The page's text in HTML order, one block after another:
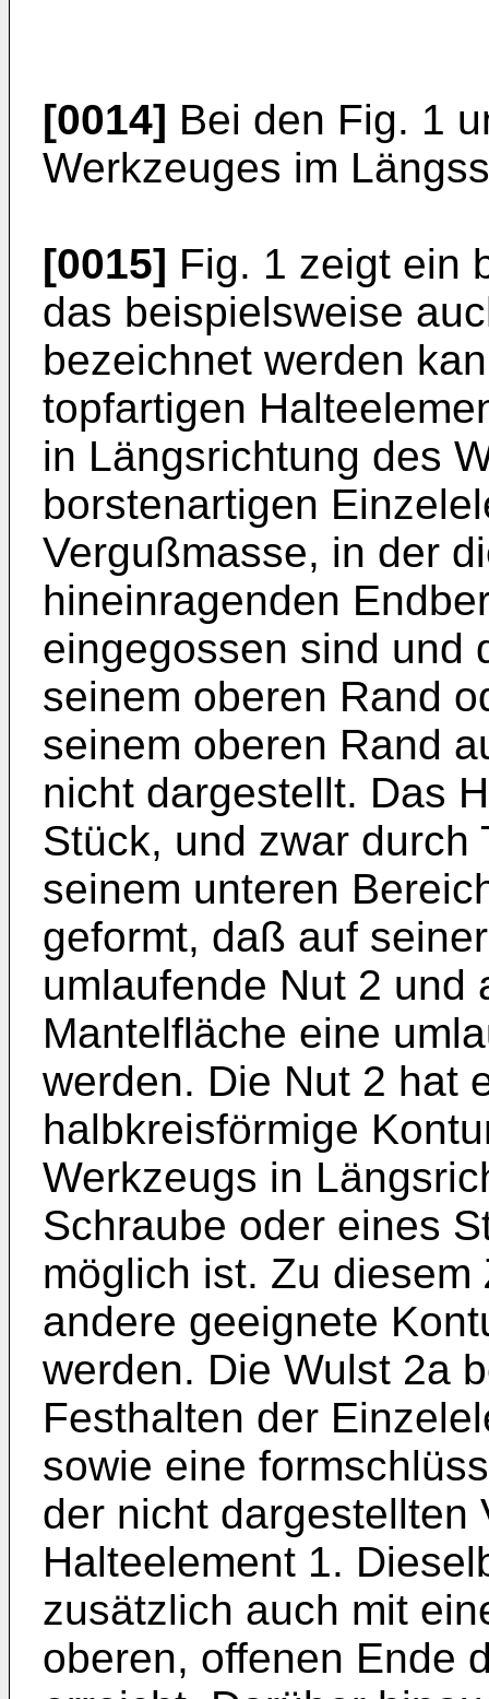
[0014] Bei den Fig. 1
Werkzeuges im
[0015] Fig. 1 zeigt ein
das beispielsweise
bezeichnet werden
topfartigen
in Längsrichtung des
borstenartigen
Vergußmasse, in der
hineinragenden
eingegossen sind und
seinem oberen Rand
seinem oberen Rand
nicht dargestellt. Das
Stück, und zwar durch
seinem unteren
geformt, daß auf
umlaufende Nut 2 und
Mantelfläche eine
werden. Die Nut 2 hat
halbkreisförmige
Werkzeugs in
Schraube oder eines
möglich ist. Zu
andere geeignete
werden. Die Wulst 2a
Festhalten der
sowie eine
der nicht dargestellten
Halteelement 1.
zusätzlich auch mit
oberen, offenen Ende